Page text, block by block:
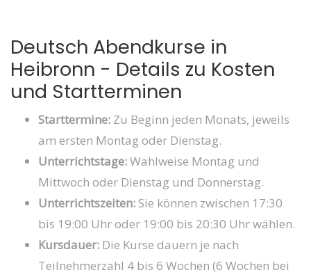
Deutsch Abendkurse in
Heibronn - Details zu Kosten
und Startterminen
Starttermine:Zu Beginn jeden Monats, jeweils
am ersten Montag oder Dienstag.
Unterrichtstage:Wahlweise Montag und
Mittwoch oder Dienstag und Donnerstag.
Unterrichtszeiten:Sie können zwischen 17:30
bis 19:00 Uhr oder 19:00 bis 20:30 Uhr wählen.
Kursdauer:Die Kurse dauern je nach
Teilnehmerzahl 4 bis 6 Wochen (6 Wochen bei